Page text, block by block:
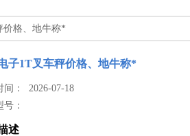
价格、地牛称*
子1T叉车秤价格、地牛称*
间： 2026-07-18
号：
述